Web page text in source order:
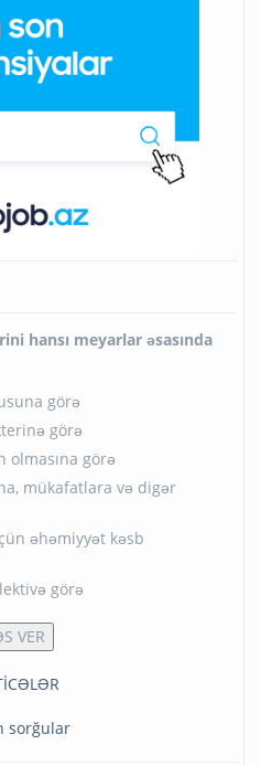
hansı meyarlar əsasında
görə
görə
görə
mükafatlara və digər
əhəmiyyət kəsb
görə
sorğular